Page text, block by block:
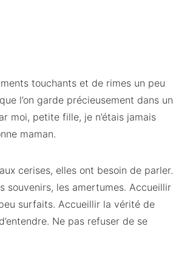
touchants et de rimes un peu
l’on garde précieusement dans un
moi, petite fille, je n’étais jamais
maman.
cerises, elles ont besoin de parler.
souvenirs, les amertumes. Accueillir
surfaits. Accueillir la vérité de
Ne pas refuser de se